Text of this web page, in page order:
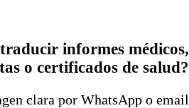
traducir informes médicos,
o certificados de salud?
clara por WhatsApp o email